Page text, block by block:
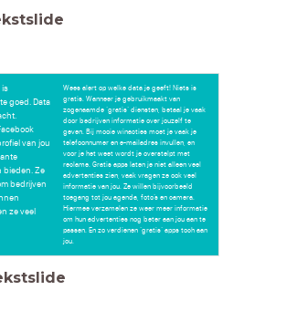
is
goed. Data
van jou
bieden. Ze
bedrijven
ze veel
Wees alert op welke data je geeft! Niets is
gratis. Wanneer je gebruikmaakt van
zogenaamde ‘gratis’ diensten, betaal je vaak
door bedrijven informatie over jouzelf te
geven. Bij mooie winacties moet je vaak je
telefoonnumer en e-mailadres invullen, en
voor je het weet wordt je overstelpt met
reclame. Gratis apps laten je niet alleen veel
advertenties zien, vaak vragen ze ook veel
informatie van jou. Ze willen bijvoorbeeld
toegang tot jou agenda, foto’s en camera.
Hiermee verzamelen ze weer meer informatie
om hun advertenties nog beter aan jou aan te
passen. En zo verdienen ‘gratis’ apps toch aan
jou.